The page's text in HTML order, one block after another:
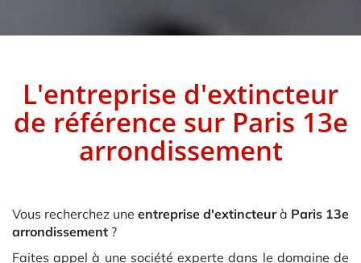
L'entreprise d'extincteur
de référence sur Paris 13e
arrondissement
Vous recherchez une entreprise d'extincteurà Paris 13e
arrondissement ?
Faites appel à une société experte dans le domaine de